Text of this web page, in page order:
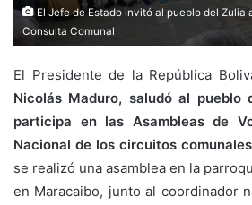
El Jefe de Estado invitó al pueblo del Zulia
Consulta Comunal
El Presidente de la República
Nicolás Maduro, saludó al pueblo
participa en las Asambleas de
Nacional de los circuitos comunales
se realizó una asamblea en la
en Maracaibo, junto al coordinador